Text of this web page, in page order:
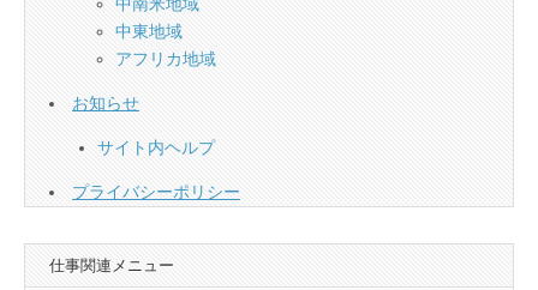
中南米地域
中東地域
アフリカ地域
お知らせ
サイト内ヘルプ
プライバシーポリシー
仕事関連メニュー